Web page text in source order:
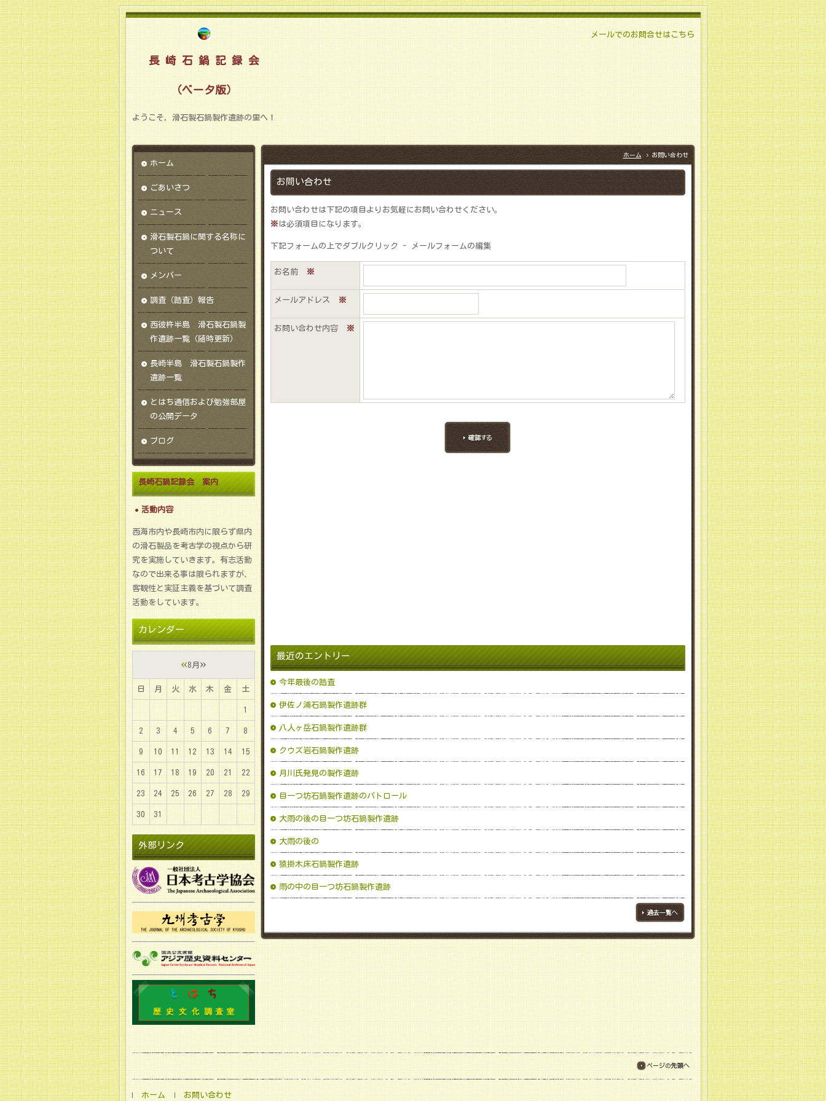
長 崎 石 鍋 記 録 会
（ベータ版）
ようこそ，滑石製石鍋製作遺跡の里へ！
メールでのお問合せはこちら
ホーム お問い合わせ
お問い合わせ
お問い合わせは下記の項目よりお気軽にお問い合わせください。
※は必須項目になります。
下記フォームの上でダブルクリック - メールフォームの編集
お名前 ※
メールアドレス ※
お問い合わせ内容 ※
最近のエントリー
今年最後の踏査
伊佐ノ浦石鍋製作遺跡群
八人ヶ岳石鍋製作遺跡群
クウズ岩石鍋製作遺跡
月川氏発見の製作遺跡
目一つ坊石鍋製作遺跡のパトロール
大雨の後の目一つ坊石鍋製作遺跡
大雨の後の
猿掛木床石鍋製作遺跡
雨の中の目一つ坊石鍋製作遺跡
ホーム
ごあいさつ
ニュース
滑石製石鍋に関する名称に
ついて
メンバー
調査（踏査）報告
西彼杵半島 滑石製石鍋製
作遺跡一覧（随時更新）
長崎半島 滑石製石鍋製作
遺跡一覧
とはち通信および勉強部屋
の公開データ
ブログ
長崎石鍋記録会 案内
活動内容
西海市内や長崎市内に限らず県内
の滑石製品を考古学の視点から研
究を実施していきます。有志活動
なので出来る事は限られますが、
客観性と実証主義を基づいて調査
活動をしています。
カレンダー
«8月 »
日 月 火 水 木 金 土
1
2 3 4 5 6 7 8
9 10 11 12 13 14 15
16 17 18 19 20 21 22
23 24 25 26 27 28 29
30 31
外部リンク
ページの先頭へ
ホーム お問い合わせ